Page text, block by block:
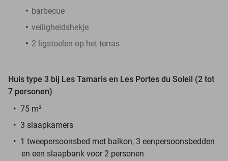
barbecue
veiligheidshekje
2 ligstoelen op het terras
Huis type 3 bij Les Tamaris en Les Portes du Soleil (2 tot
7 personen)
75 m²
3 slaapkamers
1 tweepersoonsbed met balkon, 3 eenpersoonsbedden
en een slaapbank voor 2 personen